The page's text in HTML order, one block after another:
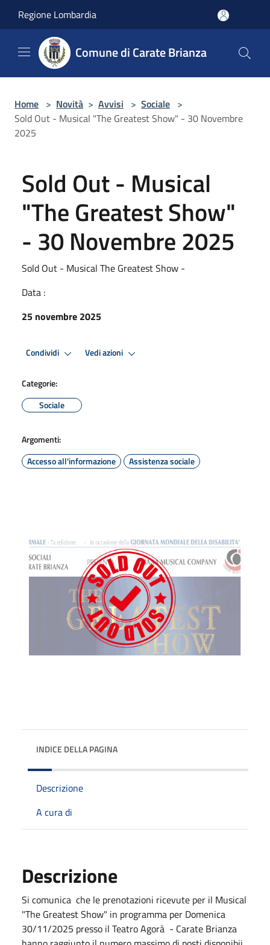
Regione Lombardia
Comune di Carate Brianza
Home > Novità > Avvisi > Sociale >
Sold Out - Musical "The Greatest Show" - 30 Novembre
2025
Sold Out - Musical
"The Greatest Show"
- 30 Novembre 2025
Sold Out - Musical The Greatest Show -
Data :
25 novembre 2025
Condividi Vedi azioni
Categorie:
Sociale
Argomenti:
Accesso all'informazione
Assistenza sociale
INDICE DELLA PAGINA
Descrizione
A cura di
Descrizione
Si comunica che le prenotazioni ricevute per il Musical
"The Greatest Show" in programma per Domenica
30/11/2025 presso il Teatro Agorà - Carate Brianza